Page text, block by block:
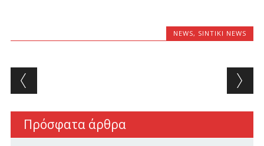
NEWS, SINTIKI NEWS
Post navigation
Πρόσφατα άρθρα